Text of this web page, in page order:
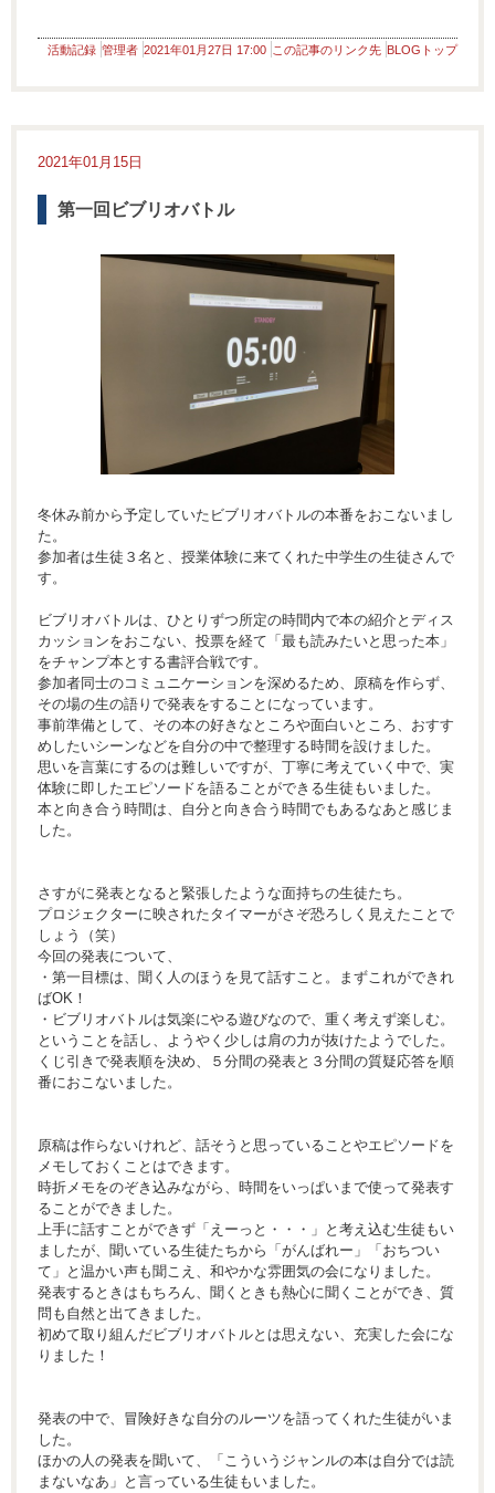
活動記録 管理者 2021年01月27日 17:00 この記事のリンク先 BLOGトップ
2021年01月15日
第一回ビブリオバトル
冬休み前から予定していたビブリオバトルの本番をおこないまし
た。
参加者は生徒３名と、授業体験に来てくれた中学生の生徒さんで
す。
ビブリオバトルは、ひとりずつ所定の時間内で本の紹介とディス
カッションをおこない、投票を経て「最も読みたいと思った本」
をチャンプ本とする書評合戦です。
参加者同士のコミュニケーションを深めるため、原稿を作らず、
その場の生の語りで発表をすることになっています。
事前準備として、その本の好きなところや面白いところ、おすす
めしたいシーンなどを自分の中で整理する時間を設けました。
思いを言葉にするのは難しいですが、丁寧に考えていく中で、実
体験に即したエピソードを語ることができる生徒もいました。
本と向き合う時間は、自分と向き合う時間でもあるなあと感じま
した。
さすがに発表となると緊張したような面持ちの生徒たち。
プロジェクターに映されたタイマーがさぞ恐ろしく見えたことで
しょう（笑）
今回の発表について、
・第一目標は、聞く人のほうを見て話すこと。まずこれができれ
ばOK！
・ビブリオバトルは気楽にやる遊びなので、重く考えず楽しむ。
ということを話し、ようやく少しは肩の力が抜けたようでした。
くじ引きで発表順を決め、５分間の発表と３分間の質疑応答を順
番におこないました。
​​​​​​原稿は作らないけれど、話そうと思っていることやエピソードを
メモしておくことはできます。
時折メモをのぞき込みながら、時間をいっぱいまで使って発表す
ることができました。
上手に話すことができず「えーっと・・・」と考え込む生徒もい
ましたが、聞いている生徒たちから「がんばれー」「おちつい
て」と温かい声も聞こえ、和やかな雰囲気の会になりました。
発表するときはもちろん、聞くときも熱心に聞くことができ、質
問も自然と出てきました。
初めて取り組んだビブリオバトルとは思えない、充実した会にな
りました！
発表の中で、冒険好きな自分のルーツを語ってくれた生徒がいま
した。
ほかの人の発表を聞いて、「こういうジャンルの本は自分では読
まないなあ」と言っている生徒もいました。